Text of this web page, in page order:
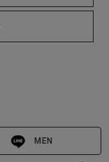
MEN